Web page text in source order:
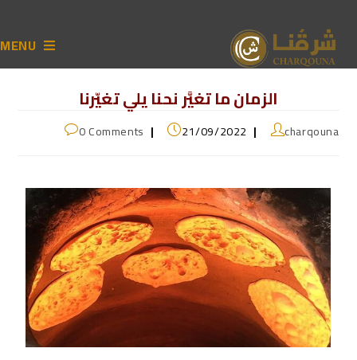
MENU
الزمان ما تغيَّر نحنا يلي تغيّرنا
charqouna
21/09/2022
0 Comments